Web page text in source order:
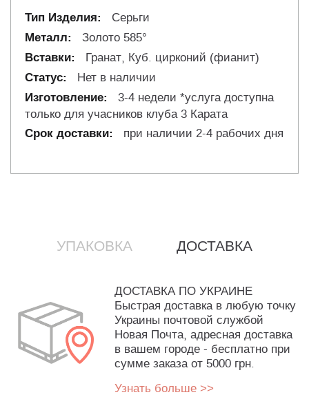
Серьги
Золото 585°
Гранат, Куб. цирконий (фианит)
Нет в наличии
3-4 недели *услуга доступна
только для учасников клуба 3 Карата
при наличии 2-4 рабочих дня
УПАКОВКА ДОСТАВКА
ДОСТАВКА ПО УКРАИНЕ
Быстрая доставка в любую точку
Украины почтовой службой
Новая Почта, адресная доставка
в вашем городе - бесплатно при
сумме заказа от 5000 грн.
Узнать больше >>